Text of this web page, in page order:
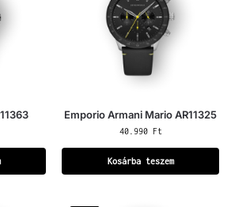
Emporio Armani Mario AR11325
40.990 Ft
Kosárba teszem